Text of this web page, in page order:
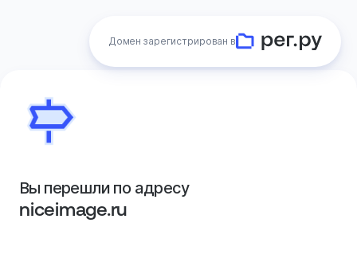
Домен зарегистрирован в
Вы перешли по адресу
niceimage.ru